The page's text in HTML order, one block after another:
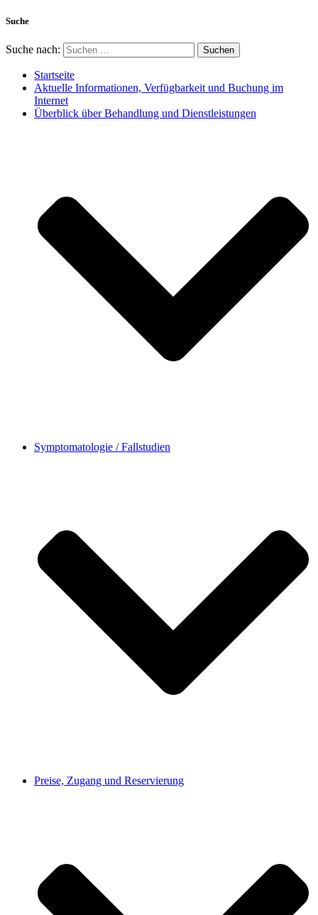
Suche
Suche nach:
Startseite
Aktuelle Informationen, Verfügbarkeit und Buchung im
Internet
Überblick über Behandlung und Dienstleistungen
Symptomatologie / Fallstudien
Preise, Zugang und Reservierung